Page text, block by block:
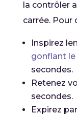
la contrôler
carrée. Pour
Inspirez
gonflant
secondes.
Retenez
secondes.
Expirez